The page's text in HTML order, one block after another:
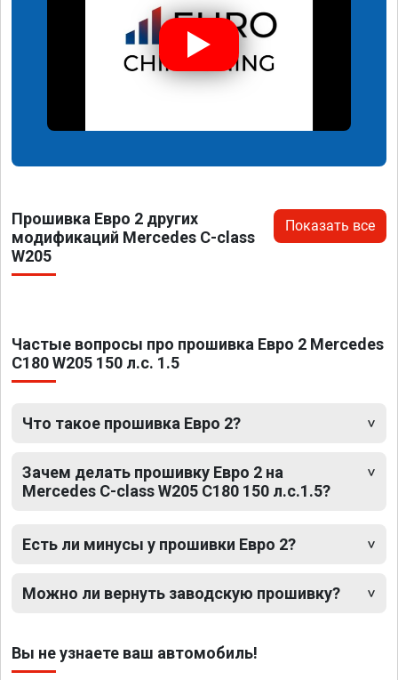
Прошивка Евро 2 других
модификаций Mercedes C-class
W205
Показать все
Частые вопросы про прошивка Евро 2 Mercedes
C180 W205 150 л.с. 1.5
Что такое прошивка Евро 2?
Зачем делать прошивку Евро 2 на
Mercedes C-class W205 C180 150 л.с.1.5?
Есть ли минусы у прошивки Евро 2?
Можно ли вернуть заводскую прошивку?
Вы не узнаете ваш автомобиль!